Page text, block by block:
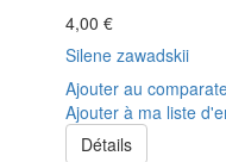
4,00 €
Silene zawadskii
Ajouter au
Ajouter à ma liste
Détails